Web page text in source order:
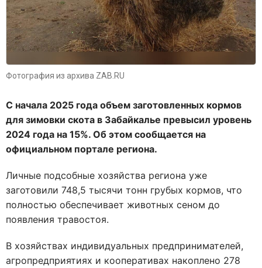
Фотография из архива ZAB.RU
С начала 2025 года объем заготовленных кормов
для зимовки скота в Забайкалье превысил уровень
2024 года на 15%. Об этом сообщается на
официальном портале региона.
Личные подсобные хозяйства региона уже
заготовили 748,5 тысячи тонн грубых кормов, что
полностью обеспечивает животных сеном до
появления травостоя.
В хозяйствах индивидуальных предпринимателей,
агропредприятиях и кооперативах накоплено 278